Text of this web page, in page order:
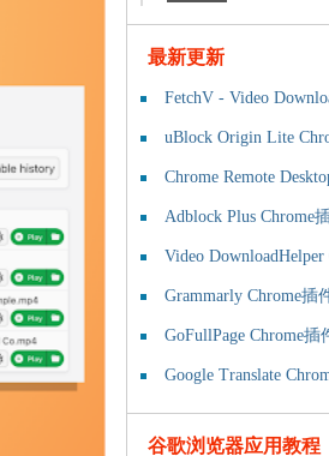
最新更新
FetchV - Video
uBlock Origin Lite
Chrome Remote
Adblock Plus Chrome
Video
Grammarly Chrome插
GoFullPage Chrome
Google Translate
谷歌浏览器应用教程